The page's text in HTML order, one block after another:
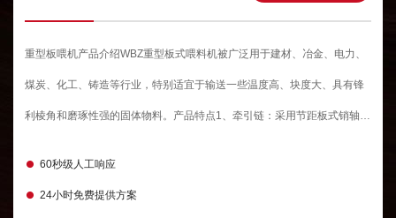
重型板喂机产品介绍WBZ重型板式喂料机被广泛用于建材、冶金、电力、
煤炭、化工、铸造等行业，特别适宜于输送一些温度高、块度大、具有锋
利棱角和磨琢性强的固体物料。产品特点1、牵引链：采用节距板式销轴滚
60秒级人工响应
24小时免费提供方案